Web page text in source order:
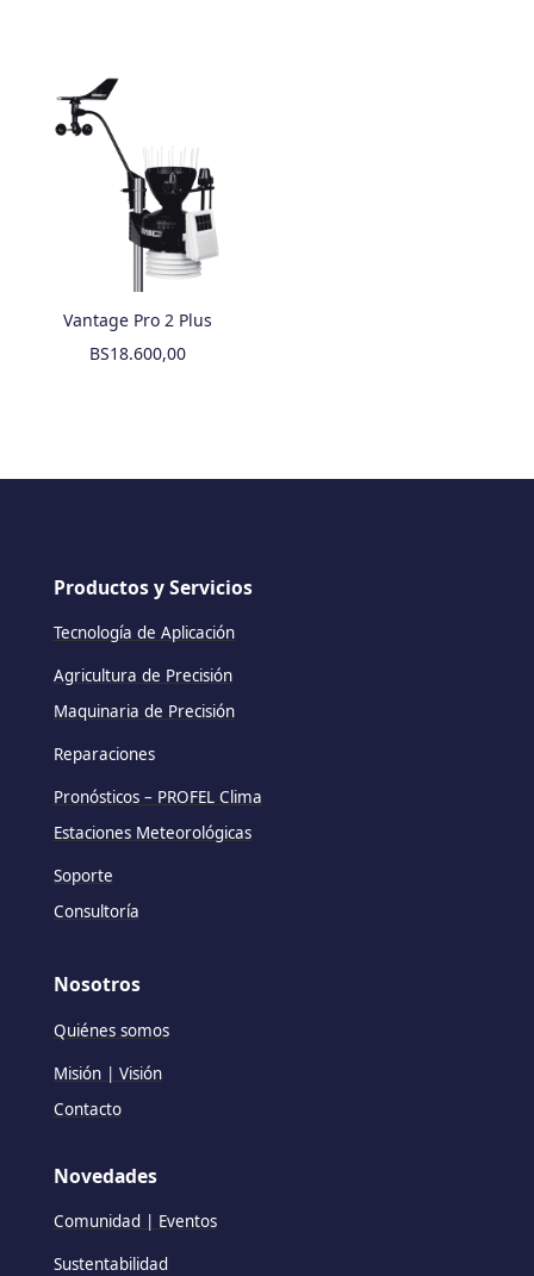
Vantage Pro 2 Plus
BS18.600,00
Productos y Servicios
Tecnología de Aplicación
Agricultura de Precisión
Maquinaria de Precisión
Reparaciones
Pronósticos – PROFEL Clima
Estaciones Meteorológicas
Soporte
Consultoría
Nosotros
Quiénes somos
Misión | Visión
Contacto
Novedades
Comunidad | Eventos
Sustentabilidad